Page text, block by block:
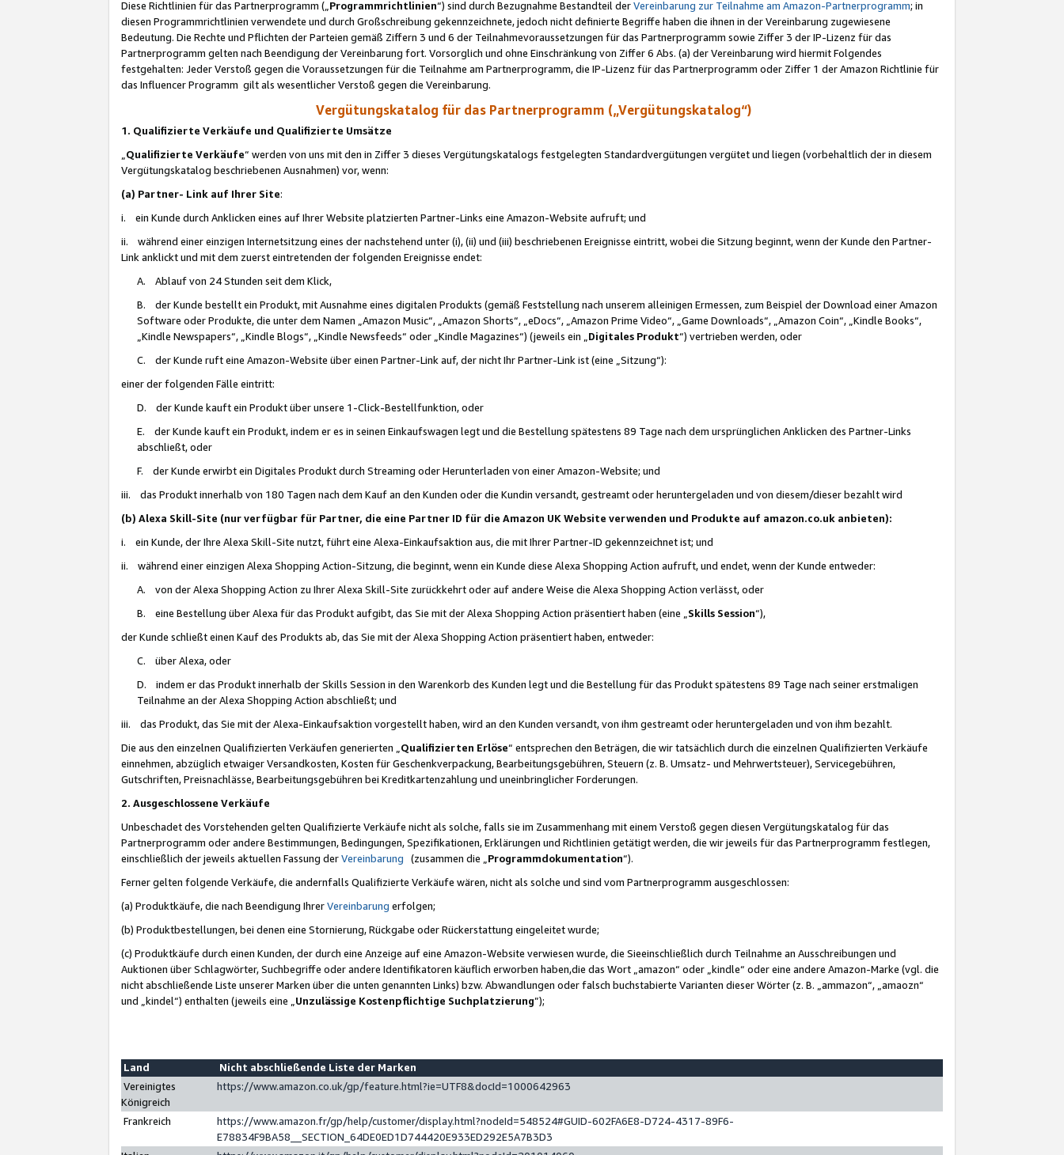
Diese Richtlinien für das Partnerprogramm („Programmrichtlinien“) sind durch Bezugnahme Bestandteil derVereinbarung zur Teilnahme am Amazon-Partnerprogramm; in
diesen Programmrichtlinien verwendete und durch Großschreibung gekennzeichnete, jedoch nicht definierte Begriffe haben die ihnen in der Vereinbarung zugewiesene
Bedeutung. Die Rechte und Pflichten der Parteien gemäß Ziffern 3 und 6 der Teilnahmevoraussetzungen für das Partnerprogramm sowie Ziffer 3 der IP-Lizenz für das
Partnerprogramm gelten nach Beendigung der Vereinbarung fort. Vorsorglich und ohne Einschränkung von Ziffer 6 Abs. (a) der Vereinbarung wird hiermit Folgendes
festgehalten: Jeder Verstoß gegen die Voraussetzungen für die Teilnahme am Partnerprogramm, die IP-Lizenz für das Partnerprogramm oder Ziffer 1 der Amazon Richtlinie für
das Influencer Programm gilt als wesentlicher Verstoß gegen die Vereinbarung.
Vergütungskatalog für das Partnerprogramm („Vergütungskatalog“)
1. Qualifizierte Verkäufe und Qualifizierte Umsätze
Qualifizierte Verkäufe“ werden von uns mit den in Ziffer 3 dieses Vergütungskatalogs festgelegten Standardvergütungen vergütet und liegen (vorbehaltlich der in diesem
Vergütungskatalog beschriebenen Ausnahmen) vor, wenn:
(a) Partner- Link auf Ihrer Site:
i. ein Kunde durch Anklicken eines auf Ihrer Website platzierten Partner-Links eine Amazon-Website aufruft; und
ii. während einer einzigen Internetsitzung eines der nachstehend unter (i), (ii) und (iii) beschriebenen Ereignisse eintritt, wobei die Sitzung beginnt, wenn der Kunde den Partner-
Link anklickt und mit dem zuerst eintretenden der folgenden Ereignisse endet:
A. Ablauf von 24 Stunden seit dem Klick,
B. der Kunde bestellt ein Produkt, mit Ausnahme eines digitalen Produkts (gemäß Feststellung nach unserem alleinigen Ermessen, zum Beispiel der Download einer Amazon
Software oder Produkte, die unter dem Namen „Amazon Music“, „Amazon Shorts“, „eDocs“, „Amazon Prime Video“, „Game Downloads“, „Amazon Coin“, „Kindle Books“,
„Kindle Newspapers“, „Kindle Blogs“, „Kindle Newsfeeds“ oder „Kindle Magazines“) (jeweils ein „ Digitales Produkt“) vertrieben werden, oder
C. der Kunde ruft eine Amazon-Website über einen Partner-Link auf, der nicht Ihr Partner-Link ist (eine „Sitzung“):
einer der folgenden Fälle eintritt:
D. der Kunde kauft ein Produkt über unsere 1-Click-Bestellfunktion, oder
E. der Kunde kauft ein Produkt, indem er es in seinen Einkaufswagen legt und die Bestellung spätestens 89 Tage nach dem ursprünglichen Anklicken des Partner-Links
abschließt, oder
F. der Kunde erwirbt ein Digitales Produkt durch Streaming oder Herunterladen von einer Amazon-Website; und
iii. das Produkt innerhalb von 180 Tagen nach dem Kauf an den Kunden oder die Kundin versandt, gestreamt oder heruntergeladen und von diesem/dieser bezahlt wird
(b) Alexa Skill-Site (nur verfügbar für Partner, die eine Partner ID für die Amazon UK Website verwenden und Produkte auf amazon.co.uk anbieten):
i. ein Kunde, der Ihre Alexa Skill-Site nutzt, führt eine Alexa-Einkaufsaktion aus, die mit Ihrer Partner-ID gekennzeichnet ist; und
ii. während einer einzigen Alexa Shopping Action-Sitzung, die beginnt, wenn ein Kunde diese Alexa Shopping Action aufruft, und endet, wenn der Kunde entweder:
A. von der Alexa Shopping Action zu Ihrer Alexa Skill-Site zurückkehrt oder auf andere Weise die Alexa Shopping Action verlässt, oder
B. eine Bestellung über Alexa für das Produkt aufgibt, das Sie mit der Alexa Shopping Action präsentiert haben (eine „ Skills Session“),
der Kunde schließt einen Kauf des Produkts ab, das Sie mit der Alexa Shopping Action präsentiert haben, entweder:
C. über Alexa, oder
D. indem er das Produkt innerhalb der Skills Session in den Warenkorb des Kunden legt und die Bestellung für das Produkt spätestens 89 Tage nach seiner erstmaligen
Teilnahme an der Alexa Shopping Action abschließt; und
iii. das Produkt, das Sie mit der Alexa-Einkaufsaktion vorgestellt haben, wird an den Kunden versandt, von ihm gestreamt oder heruntergeladen und von ihm bezahlt.
Die aus den einzelnen Qualifizierten Verkäufen generierten „ Qualifizierten Erlöse“ entsprechen den Beträgen, die wir tatsächlich durch die einzelnen Qualifizierten Verkäufe
einnehmen, abzüglich etwaiger Versandkosten, Kosten für Geschenkverpackung, Bearbeitungsgebühren, Steuern (z. B. Umsatz- und Mehrwertsteuer), Servicegebühren,
Gutschriften, Preisnachlässe, Bearbeitungsgebühren bei Kreditkartenzahlung und uneinbringlicher Forderungen.
2. Ausgeschlossene Verkäufe
Unbeschadet des Vorstehenden gelten Qualifizierte Verkäufe nicht als solche, falls sie im Zusammenhang mit einem Verstoß gegen diesen Vergütungskatalog für das
Partnerprogramm oder andere Bestimmungen, Bedingungen, Spezifikationen, Erklärungen und Richtlinien getätigt werden, die wir jeweils für das Partnerprogramm festlegen,
einschließlich der jeweils aktuellen Fassung derVereinbarung (zusammen die „ Programmdokumentation“).
Ferner gelten folgende Verkäufe, die andernfalls Qualifizierte Verkäufe wären, nicht als solche und sind vom Partnerprogramm ausgeschlossen:
(a) Produktkäufe, die nach Beendigung IhrerVereinbarung erfolgen;
(b) Produktbestellungen, bei denen eine Stornierung, Rückgabe oder Rückerstattung eingeleitet wurde;
(c) Produktkäufe durch einen Kunden, der durch eine Anzeige auf eine Amazon-Website verwiesen wurde, die Sieeinschließlich durch Teilnahme an Ausschreibungen und
Auktionen über Schlagwörter, Suchbegriffe oder andere Identifikatoren käuflich erworben haben,die das Wort „amazon“ oder „kindle“ oder eine andere Amazon-Marke (vgl. die
nicht abschließende Liste unserer Marken über die unten genannten Links) bzw. Abwandlungen oder falsch buchstabierte Varianten dieser Wörter (z. B. „ammazon“, „amaozn“
und „kindel“) enthalten (jeweils eine „ Unzulässige Kostenpflichtige Suchplatzierung”);
Land
Nicht abschließende Liste der Marken
Vereinigtes
Königreich
https://www.amazon.co.uk/gp/feature.html?ie=UTF8&docId=1000642963
Frankreich
https://www.amazon.fr/gp/help/customer/display.html?nodeId=548524#GUID-602FA6E8-D724-4317-89F6-
E78834F9BA58__SECTION_64DE0ED1D744420E933ED292E5A7B3D3